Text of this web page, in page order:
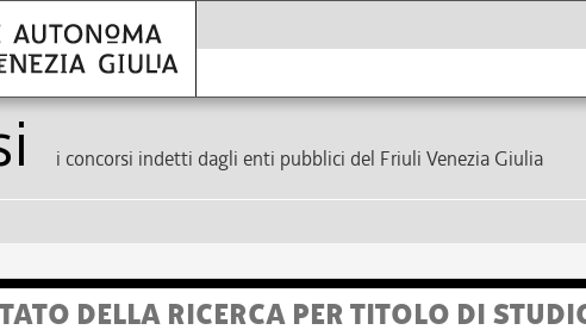
i concorsi indetti dagli enti pubblici del Friuli Venezia Giulia
DELLA RICERCA PER TITOLO DI